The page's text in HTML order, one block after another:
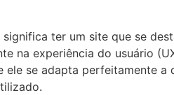
ter um site que se
na experiência do usuário
ele se adapta perfeitamente